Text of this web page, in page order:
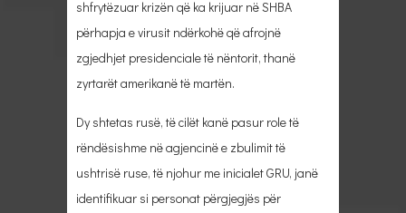
shfrytëzuar krizën që ka krijuar në SHBA
përhapja e virusit ndërkohë që afrojnë
zgjedhjet presidenciale të nëntorit, thanë
zyrtarët amerikanë të martën.
Dy shtetas rusë, të cilët kanë pasur role të
rëndësishme në agjencinë e zbulimit të
ushtrisë ruse, të njohur me inicialet GRU, janë
identifikuar si personat përgjegjës për